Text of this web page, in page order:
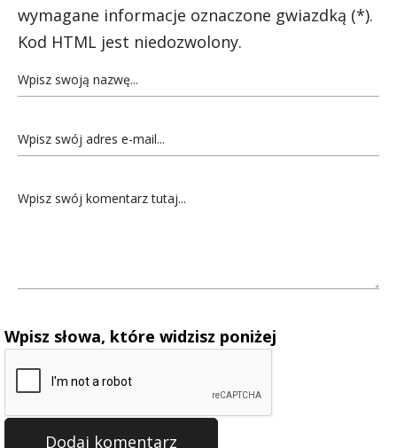
wymagane informacje oznaczone gwiazdką (*).
Kod HTML jest niedozwolony.
Wpisz słowa, które widzisz poniżej